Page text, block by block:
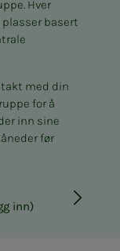
Hver
basert
med din
for å
inn sine
før
inn)